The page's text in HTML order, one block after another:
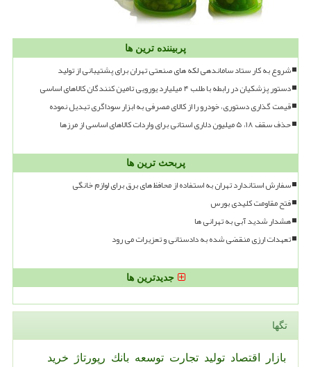
پربیننده ترین ها
شروع به کار ستاد ساماندهی لکه های صنعتی تهران برای پشتیبانی از تولید
دستور پزشکیان در رابطه با طلب ۴ میلیارد یورویی تامین کنندگان کالاهای اساسی
قیمت گذاری دستوری، خودرو را از کالای مصرفی به ابزار سوداگری تبدیل نموده
حذف سقف ۱۸، ۵ میلیون دلاری استانی برای واردات کالاهای اساسی از مرزها
پربحث ترین ها
سفارش استاندارد تهران به استفاده از محافظ های برق برای لوازم خانگی
فتح مقاومت کلیدی بورس
هشدار شدید آبی به تهرانی ها
تعهدات ارزی منقضی شده به دادستانی و تعزیرات می رود
جدیدترین ها
تگها
بازار اقتصاد تولید تجارت توسعه بانك رپورتاژ خرید